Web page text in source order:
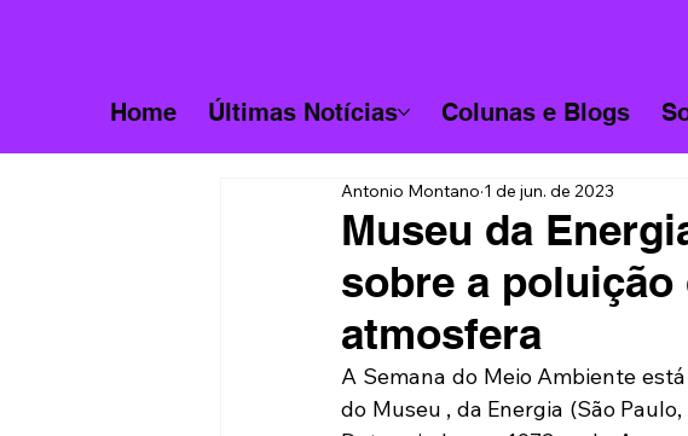
Home Últimas Notícias Colunas e Blogs
Museu da
sobre a
atmosfera
Antonio Montano 1 de jun. de 2023
A Semana do Meio Ambiente
do Museu , da Energia (São